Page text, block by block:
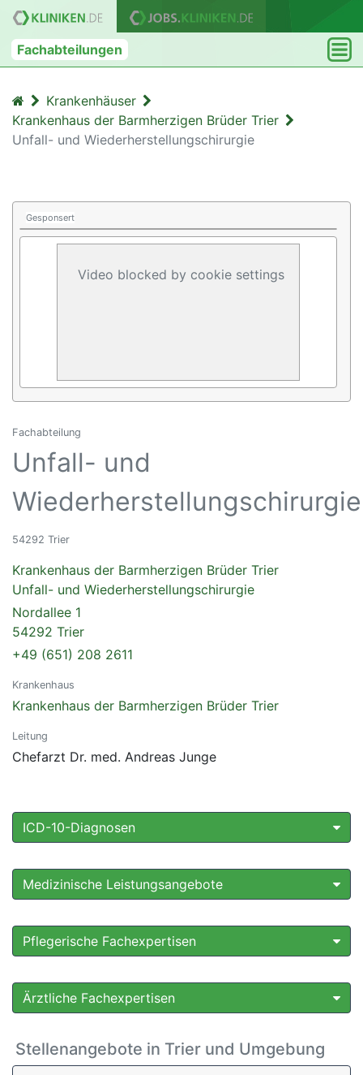
Fachabteilungen
Krankenhäuser
Krankenhaus der Barmherzigen Brüder Trier
Unfall- und Wiederherstellungschirurgie
Gesponsert
Video blocked by cookie settings
Fachabteilung
Unfall- und
Wiederherstellungschirurgie
54292 Trier
Krankenhaus der Barmherzigen Brüder Trier
Unfall- und Wiederherstellungschirurgie
Nordallee 1
54292 Trier
+49 (651) 208 2611
Krankenhaus
Krankenhaus der Barmherzigen Brüder Trier
Leitung
Chefarzt Dr. med. Andreas Junge
ICD-10-Diagnosen
Medizinische Leistungsangebote
Pflegerische Fachexpertisen
Ärztliche Fachexpertisen
Stellenangebote in Trier und Umgebung